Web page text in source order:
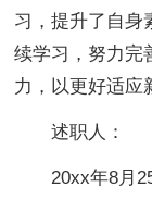
习，提升了自身
续学习，努力完
力，以更好适应
述职人：
20xx年8月